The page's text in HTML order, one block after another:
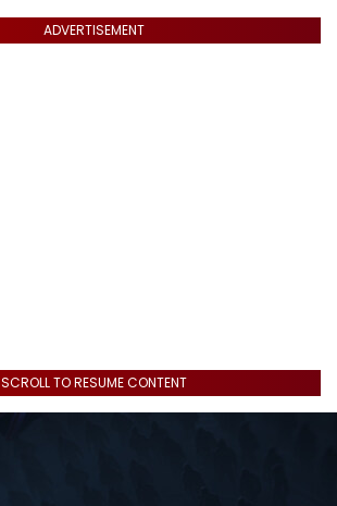
ADVERTISEMENT
SCROLL TO RESUME CONTENT